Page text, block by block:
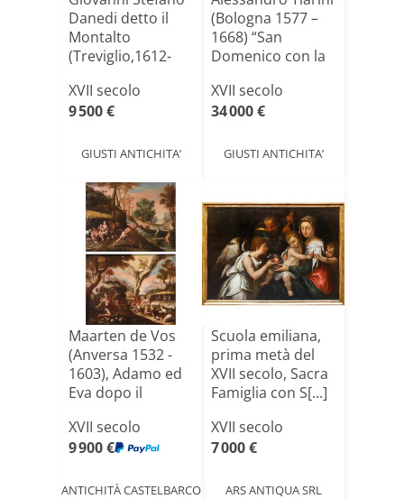
Danedi detto il
Montalto
(Treviglio,1612-
XVII secolo
9 500 €
GIUSTI ANTICHITA’
(Bologna 1577 –
1668) “San
Domenico con la
XVII secolo
34 000 €
GIUSTI ANTICHITA’
Maarten de Vos
(Anversa 1532 -
1603), Adamo ed
Eva dopo il
XVII secolo
9 900 €
ANTICHITÀ CASTELBARCO
Scuola emiliana,
prima metà del
XVII secolo, Sacra
Famiglia con S[...]
XVII secolo
7 000 €
ARS ANTIQUA SRL